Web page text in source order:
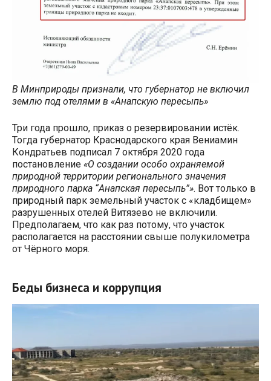
В Минприроды признали, что губернатор не включил
землю под отелями в «Анапскую пересыпь»
Три года прошло, приказ о резервировании истёк.
Тогда губернатор Краснодарского края Вениамин
Кондратьев подписал 7 октября 2020 года
постановление «О создании особо охраняемой
природной территории регионального значения
природного парка “Анапская пересыпь”». Вот только в
природный парк земельный участок с «кладбищем»
разрушенных отелей Витязево не включили.
Предполагаем, что как раз потому, что участок
располагается на расстоянии свыше полукилометра
от Чёрного моря.
Беды бизнеса и коррупция